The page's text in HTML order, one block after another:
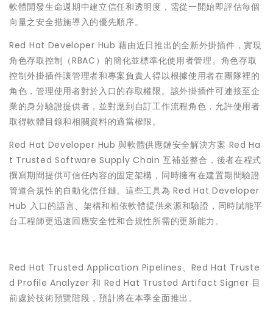
軟體開發生命週期中建立信任和透明度，需從一開始即評估每個
向量之安全措施導入的優先順序。
Red Hat Developer Hub 藉由近日推出的全新外掛插件，實現
角色存取控制（RBAC）的簡化並標準化使用者管理。角色存取
控制外掛插件讓管理者和專案負責人得以根據使用者在團隊裡的
角色，管理使用者對於入口的存取權限。該外掛插件可連接至企
業的身分驗證提供者，並對應到自訂工作流程角色，允許使用者
取得軟體目錄和相關資料的適當權限。
Red Hat Developer Hub 與軟體供應鏈安全解決方案 Red Ha
t Trusted Software Supply Chain 互補並整合，後者在程式
撰寫期間提供可信任內容的固定架構，同時擁有在建置期間驗證
管道合規性的自動化信任鏈。這些工具為 Red Hat Developer
Hub 入口的語言、架構和相依軟體提供來源和驗證，同時賦能平
台工程師更迅速回應安全性和合規性所需的更新能力。
Red Hat Trusted Application Pipelines、Red Hat Truste
d Profile Analyzer 和 Red Hat Trusted Artifact Signer 目
前處於技術預覽階段，預計將在本季全面推出。